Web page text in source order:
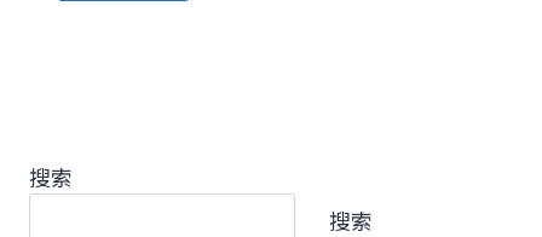
搜索
搜索